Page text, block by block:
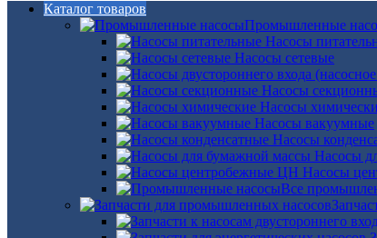
Каталог товаров
Промышленные
Насосы
Насосы сетевые
Насосы
Насосы
Насосы вакуумные
Насосы
Насосы
Насосы
Все